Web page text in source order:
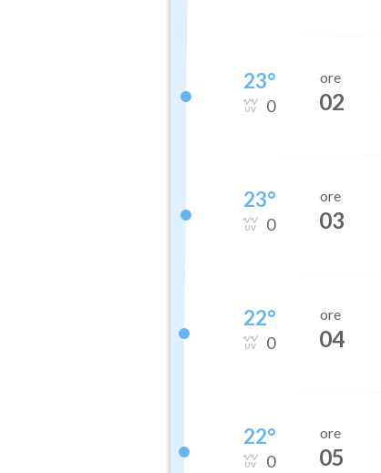
23°
0
ore
02
23°
0
ore
03
22°
0
ore
04
22°
0
ore
05